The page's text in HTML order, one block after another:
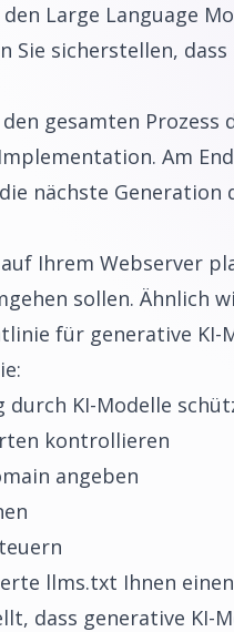
Large Language
Sie sicherstellen,
gesamten
Am
nächste
Ihrem Webserver
sollen. Ähnlich
für generative KI-
KI-Modelle
kontrollieren
angeben
llms.txt Ihnen
dass generative KI-